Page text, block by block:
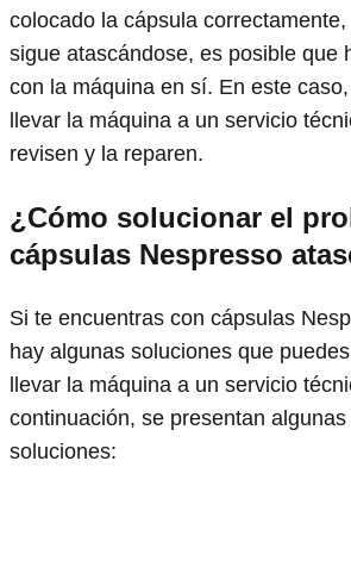
colocado la cápsula
sigue atascándose, es posible que
con la máquina en sí. En este
llevar la máquina a un servicio
revisen y la reparen.
¿Cómo solucionar el
cápsulas Nespresso
Si te encuentras con cápsulas
hay algunas soluciones que
llevar la máquina a un servicio
continuación, se presentan
soluciones: